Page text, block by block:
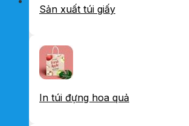
Sản xuất túi giấy
In túi đựng hoa quả